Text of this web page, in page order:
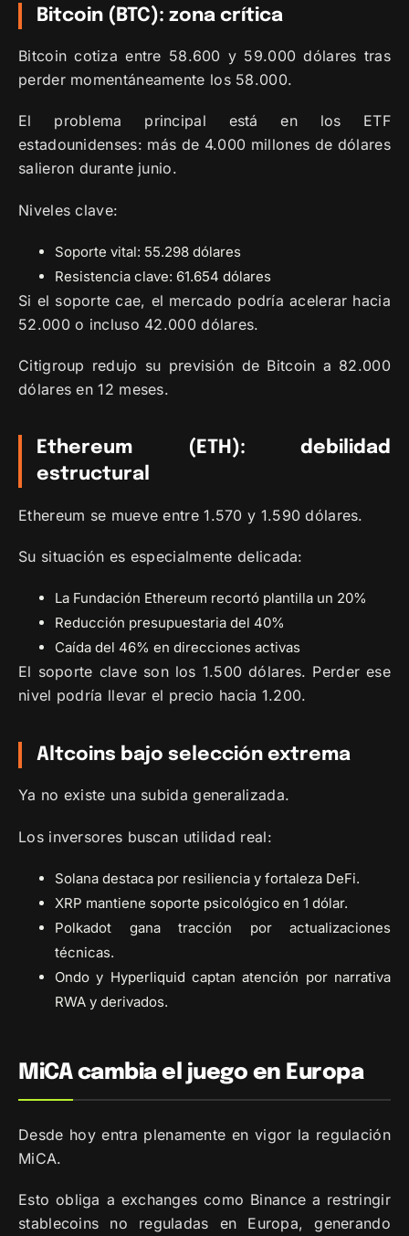
Bitcoin (BTC): zona crítica
Bitcoin cotiza entre 58.600 y 59.000 dólares tras
perder momentáneamente los 58.000.
El problema principal está en los ETF
estadounidenses: más de 4.000 millones de dólares
salieron durante junio.
Niveles clave:
Soporte vital: 55.298 dólares
Resistencia clave: 61.654 dólares
Si el soporte cae, el mercado podría acelerar hacia
52.000 o incluso 42.000 dólares.
Citigroup redujo su previsión de Bitcoin a 82.000
dólares en 12 meses.
Ethereum (ETH): debilidad
estructural
Ethereum se mueve entre 1.570 y 1.590 dólares.
Su situación es especialmente delicada:
La Fundación Ethereum recortó plantilla un 20%
Reducción presupuestaria del 40%
Caída del 46% en direcciones activas
El soporte clave son los 1.500 dólares. Perder ese
nivel podría llevar el precio hacia 1.200.
Altcoins bajo selección extrema
Ya no existe una subida generalizada.
Los inversores buscan utilidad real:
Solana destaca por resiliencia y fortaleza DeFi.
XRP mantiene soporte psicológico en 1 dólar.
Polkadot gana tracción por actualizaciones
técnicas.
Ondo y Hyperliquid captan atención por narrativa
RWA y derivados.
MiCA cambia el juego en Europa
Desde hoy entra plenamente en vigor la regulación
MiCA.
Esto obliga a exchanges como Binance a restringir
stablecoins no reguladas en Europa, generando